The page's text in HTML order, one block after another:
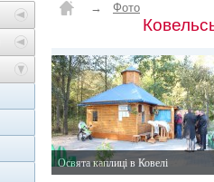
→ Фото
Освята каплиці в Ковелі